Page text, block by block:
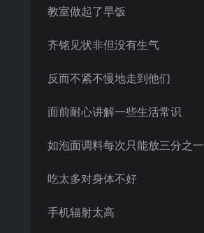
教室做起了早饭
齐铭见状非但没有生气
反而不紧不慢地走到他们
面前耐心讲解一些生活常识
如泡面调料每次只能放三分之一
吃太多对身体不好
手机辐射太高